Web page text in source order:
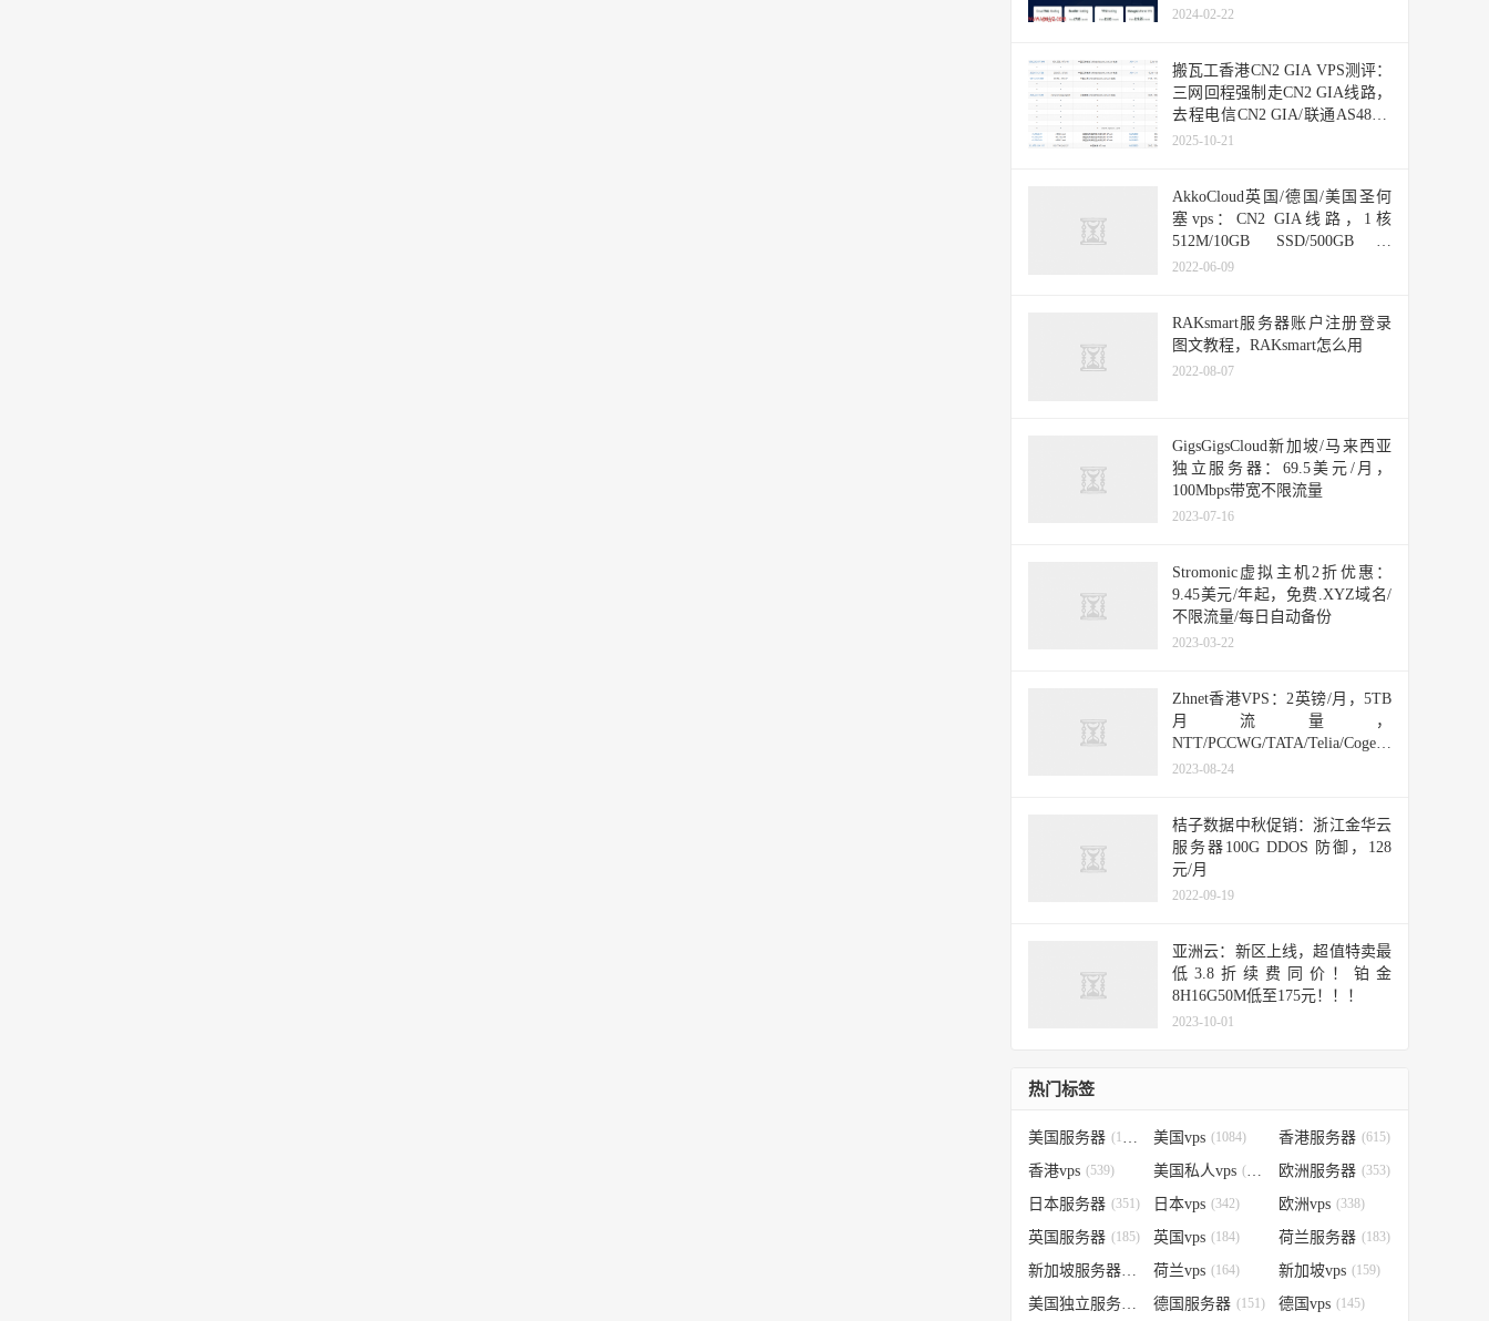
月
2024-02-22
搬瓦工香港CN2 GIA VPS测评：
三网回程强制走CN2 GIA线路，
去程电信CN2 GIA/联通AS4837/
移动CMI
2025-10-21
AkkoCloud英国/德国/美国圣何
塞vps：CN2 GIA线路，1核
512M/10GB SSD/500GB流
量/300Mbps/99元/季度
2022-06-09
RAKsmart服务器账户注册登录
图文教程，RAKsmart怎么用
2022-08-07
GigsGigsCloud新加坡/马来西亚
独立服务器：69.5美元/月，
100Mbps带宽不限流量
2023-07-16
Stromonic虚拟主机2折优惠：
9.45美元/年起，免费.XYZ域名/
不限流量/每日自动备份
2023-03-22
Zhnet香港VPS：2英镑/月，5TB
月流量，
NTT/PCCWG/TATA/Telia/Cogent/HE
+ HKIX/Equinix线路
2023-08-24
桔子数据中秋促销：浙江金华云
服务器100G DDOS 防御，128
元/月
2022-09-19
亚洲云：新区上线，超值特卖最
低3.8折续费同价！铂金
8H16G50M低至175元！！！
2023-10-01
热门标签
美国服务器 (1184) 美国vps (1084) 香港服务器 (615)
香港vps (539) 美国私人vps (388) 欧洲服务器 (353)
日本服务器 (351) 日本vps (342) 欧洲vps (338)
英国服务器 (185) 英国vps (184) 荷兰服务器 (183)
新加坡服务器(179)荷兰vps (164) 新加坡vps (159)
美国独立服务器 (151)
德国服务器 (151) 德国vps (145)